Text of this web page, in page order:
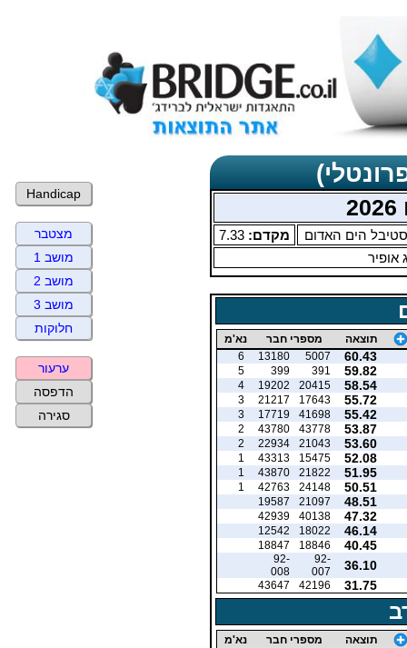
הים האדום מקדם: 7.33
אופיר
תוצאה מספרי חבר נא'מ
60.43
5007
13180
6
59.82
391
399
5
58.54
20415
19202
4
55.72
17643
21217
3
55.42
41698
17719
3
53.87
43778
43780
2
53.60
21043
22934
2
52.08
15475
43313
1
51.95
21822
43870
1
50.51
24148
42763
1
48.51
21097
19587
47.32
40138
42939
46.14
18022
12542
40.45
18846
18847
36.10
92-
007
92-
008
31.75
42196
43647
תוצאה מספרי חבר נא'מ
Handicap
מצטבר
מושב 1
מושב 2
מושב 3
חלוקות
ערעור
הדפסה
סגירה